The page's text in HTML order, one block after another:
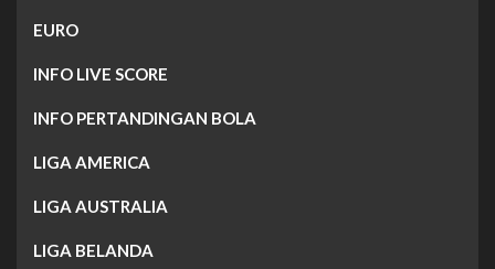
EURO
INFO LIVE SCORE
INFO PERTANDINGAN BOLA
LIGA AMERICA
LIGA AUSTRALIA
LIGA BELANDA